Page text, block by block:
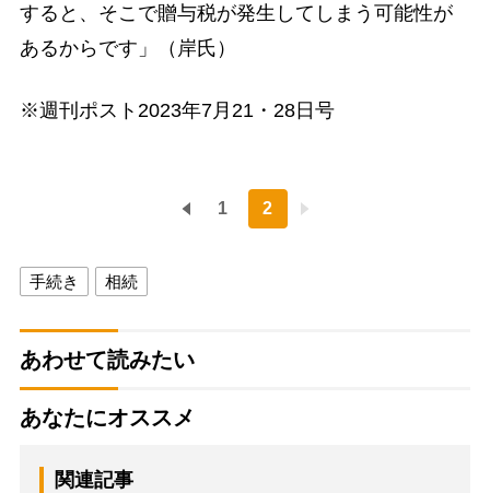
すると、そこで贈与税が発生してしまう可能性が
あるからです」（岸氏）
※週刊ポスト2023年7月21・28日号
1 2
手続き 相続
あわせて読みたい
あなたにオススメ
関連記事